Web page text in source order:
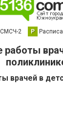
СМСЧ-2 Р
работы
врачей в